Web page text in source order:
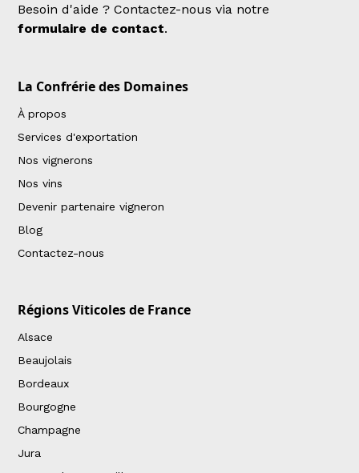
Besoin d'aide ? Contactez-nous via notre
formulaire de contact.
La Confrérie des Domaines
À propos
Services d'exportation
Nos vignerons
Nos vins
Devenir partenaire vigneron
Blog
Contactez-nous
Régions Viticoles de France
Alsace
Beaujolais
Bordeaux
Bourgogne
Champagne
Jura